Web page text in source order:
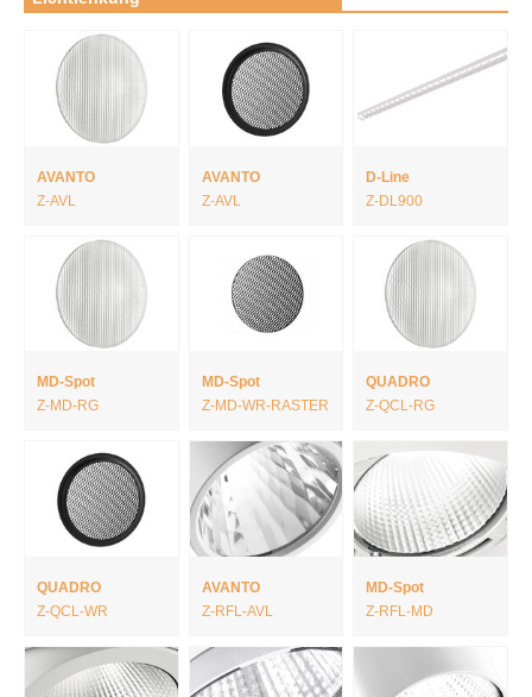
AVANTO
Z-AVL
AVANTO
Z-AVL
D-Line
Z-DL900
MD-Spot
Z-MD-RG
MD-Spot
Z-MD-WR-RASTER
QUADRO
Z-QCL-RG
QUADRO
Z-QCL-WR
AVANTO
Z-RFL-AVL
MD-Spot
Z-RFL-MD